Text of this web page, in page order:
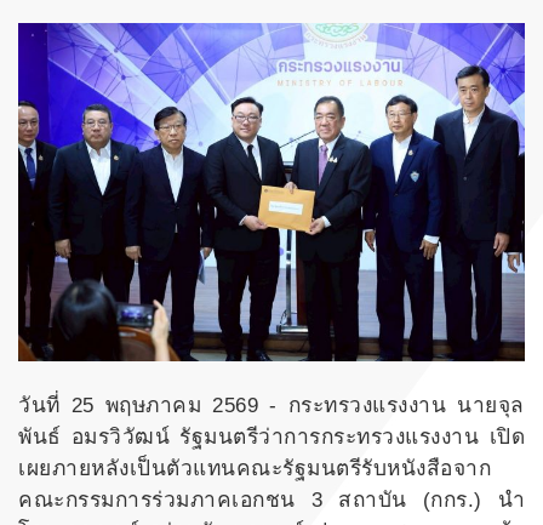
วันที่ 25 พฤษภาคม 2569 - กระทรวงแรงงาน นายจุล
พันธ์ อมรวิวัฒน์ รัฐมนตรีว่าการกระทรวงแรงงาน เปิด
เผยภายหลังเป็นตัวแทนคณะรัฐมนตรีรับหนังสือจาก
คณะกรรมการร่วมภาคเอกชน 3 สถาบัน (กกร.) นำ